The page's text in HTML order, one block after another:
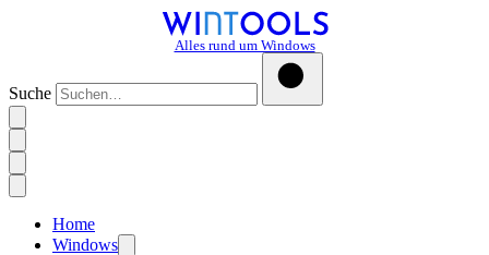
Alles rund um Windows
Suche
Home
Windows